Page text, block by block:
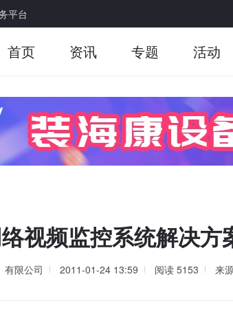
平台
首页 资讯 专题 活动
视频监控系统解决方
有限公司 2011-01-24 13:59 阅读 5153 来